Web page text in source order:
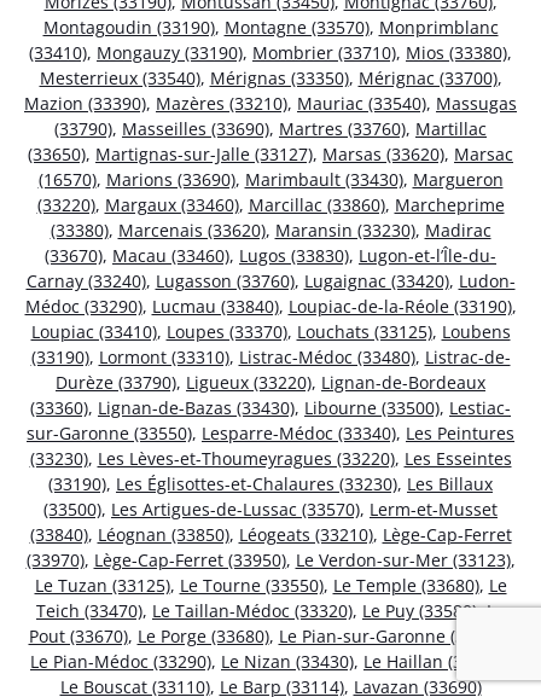
Montagoudin (33190), Montagne (33570), Monprimblanc
(33410), Mongauzy (33190), Mombrier (33710), Mios (33380),
Mesterrieux (33540), Mérignas (33350), Mérignac (33700),
Mazion (33390), Mazères (33210), Mauriac (33540), Massugas
(33790), Masseilles (33690), Martres (33760), Martillac
(33650), Martignas-sur-Jalle (33127), Marsas (33620), Marsac
(16570), Marions (33690), Marimbault (33430), Margueron
(33220), Margaux (33460), Marcillac (33860), Marcheprime
(33380), Marcenais (33620), Maransin (33230), Madirac
(33670), Macau (33460), Lugos (33830), Lugon-et-l’Île-du-
Carnay (33240), Lugasson (33760), Lugaignac (33420), Ludon-
Médoc (33290), Lucmau (33840), Loupiac-de-la-Réole (33190),
Loupiac (33410), Loupes (33370), Louchats (33125), Loubens
(33190), Lormont (33310), Listrac-Médoc (33480), Listrac-de-
Durèze (33790), Ligueux (33220), Lignan-de-Bordeaux
(33360), Lignan-de-Bazas (33430), Libourne (33500), Lestiac-
sur-Garonne (33550), Lesparre-Médoc (33340), Les Peintures
(33230), Les Lèves-et-Thoumeyragues (33220), Les Esseintes
(33190), Les Églisottes-et-Chalaures (33230), Les Billaux
(33500), Les Artigues-de-Lussac (33570), Lerm-et-Musset
(33840), Léognan (33850), Léogeats (33210), Lège-Cap-Ferret
(33970), Lège-Cap-Ferret (33950), Le Verdon-sur-Mer (33123),
Le Tuzan (33125), Le Tourne (33550), Le Temple (33680), Le
Teich (33470), Le Taillan-Médoc (33320), Le Puy (33580),Le
Pout (33670), Le Porge (33680), Le Pian-sur-Garonne (33490)
Le Pian-Médoc (33290), Le Nizan (33430), Le Haillan (33185)
Le Bouscat (33110), Le Barp (33114), Lavazan (33690)